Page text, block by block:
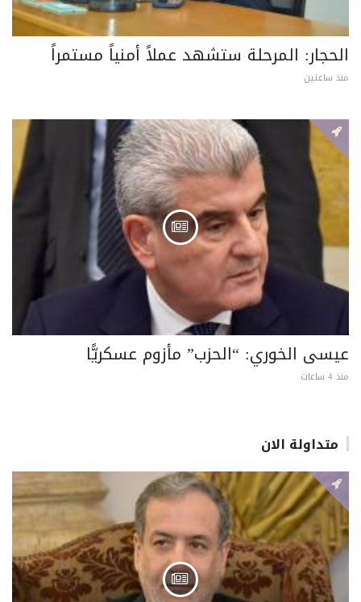
الحجار: المرحلة ستشهد عملاً أمنياً مستمراً
منذ ساعتين
عيسى الخوري: “الحزب” مأزوم عسكريًّا
منذ 4 ساعات
متداولة الان